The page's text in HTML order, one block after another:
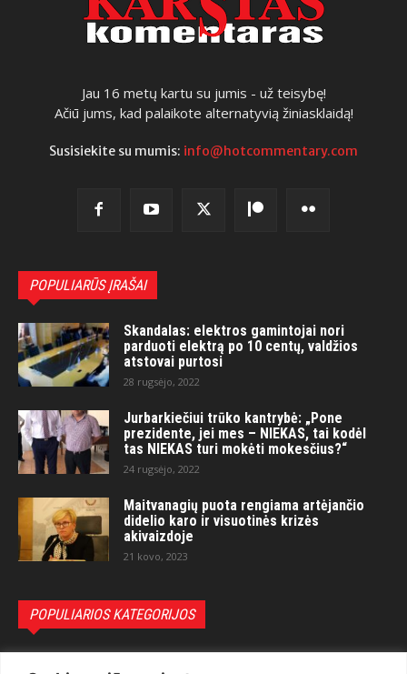
Jau 16 metų kartu su jumis - už teisybę!
Ačiū jums, kad palaikote alternatyvią žiniasklaidą!
Susisiekite su mumis: info@hotcommentary.com
POPULIARŪS ĮRAŠAI
Skandalas: elektros gamintojai nori
parduoti elektrą po 10 centų, valdžios
atstovai purtosi
28 rugsėjo, 2022
Jurbarkiečiui trūko kantrybė: „Pone
prezidente, jei mes – NIEKAS, tai kodėl
tas NIEKAS turi mokėti mokesčius?“
24 rugsėjo, 2022
Maitvanagių puota rengiama artėjančio
didelio karo ir visuotinės krizės
akivaizdoje
21 kovo, 2023
POPULIARIOS KATEGORIJOS